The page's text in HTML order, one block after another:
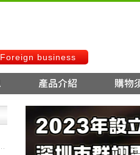
Foreign business